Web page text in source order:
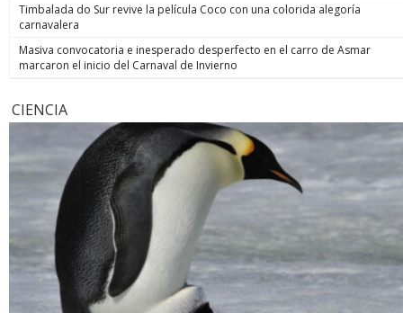
Timbalada do Sur revive la película Coco con una colorida alegoría
carnavalera
Masiva convocatoria e inesperado desperfecto en el carro de Asmar
marcaron el inicio del Carnaval de Invierno
CIENCIA